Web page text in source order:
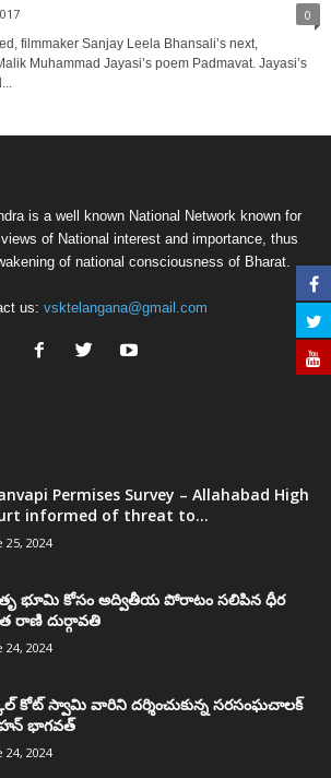
0
filmmaker Sanjay Leela Bhansali’s next,
Muhammad Jayasi’s poem Padmavat. Jayasi’s
is a well known National Network known for
of National interest and importance, thus
of national consciousness of Bharat.
us: vsktelangana@gmail.com
Permises Survey – Allahabad High
informed of threat to...
25, 2024
భూమి కోసం అద్వితీయ పోరాటం సలిపిన ధీర
రాణి దుర్గావతి
24, 2024
కోట్‌ స్వామి వారిని దర్శించుకున్న సరసంఘచాలక్
భాగవత్
24, 2024